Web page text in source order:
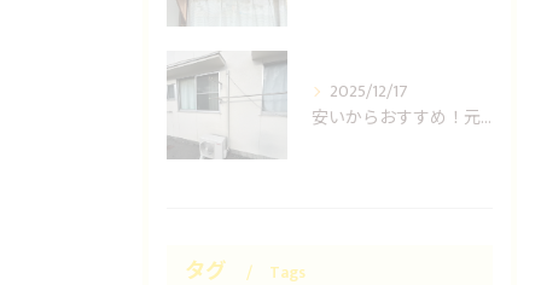
2025/12/17
安いからおすすめ！元消防士の岡山エアコン取り付け業者はUNO設備へ！
タグ Tags